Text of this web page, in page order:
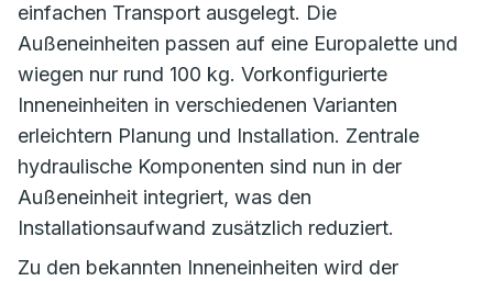
einfachen Transport ausgelegt. Die
Außeneinheiten passen auf eine Europalette und
wiegen nur rund 100 kg. Vorkonfigurierte
Inneneinheiten in verschiedenen Varianten
erleichtern Planung und Installation. Zentrale
hydraulische Komponenten sind nun in der
Außeneinheit integriert, was den
Installationsaufwand zusätzlich reduziert.
Zu den bekannten Inneneinheiten wird der